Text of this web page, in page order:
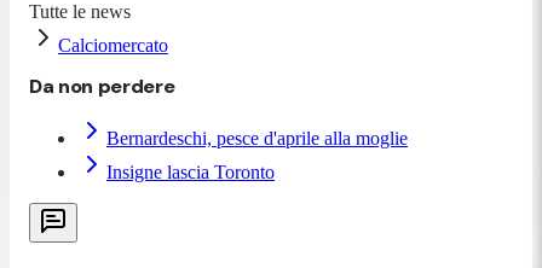
Tutte le news
Calciomercato
Da non perdere
Bernardeschi, pesce d'aprile alla moglie
Insigne lascia Toronto